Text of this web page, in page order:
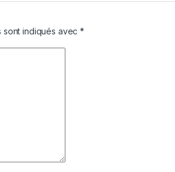
sont indiqués avec*